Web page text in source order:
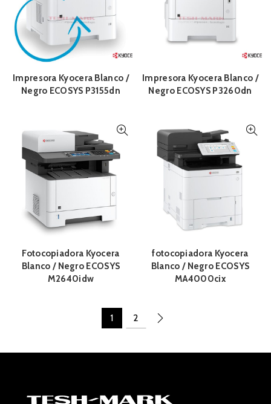
Impresora Kyocera Blanco /
Negro ECOSYS P3155dn
Impresora Kyocera Blanco /
Negro ECOSYS P3260dn
Fotocopiadora Kyocera
Blanco / Negro ECOSYS
M2640idw
fotocopiadora Kyocera
Blanco / Negro ECOSYS
MA4000cix
1 2